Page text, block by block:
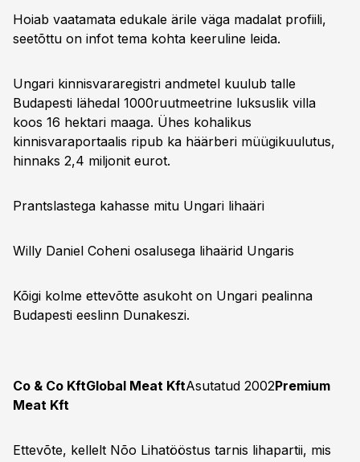
Hoiab vaatamata edukale ärile väga madalat profiili,
seetõttu on infot tema kohta keeruline leida.
Ungari kinnisvararegistri andmetel kuulub talle
Budapesti lähedal 1000ruutmeetrine luksuslik villa
koos 16 hektari maaga. Ühes kohalikus
kinnisvaraportaalis ripub ka häärberi müügikuulutus,
hinnaks 2,4 miljonit eurot.
Prantslastega kahasse mitu Ungari lihaäri
Willy Daniel Coheni osalusega lihaärid Ungaris
Kõigi kolme ettevõtte asukoht on Ungari pealinna
Budapesti eeslinn Dunakeszi.
Co & Co KftGlobal Meat KftAsutatud 2002Premium
Meat Kft
Ettevõte, kellelt Nõo Lihatööstus tarnis lihapartii, mis